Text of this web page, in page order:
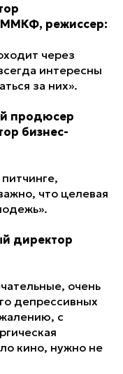
ММКФ, режиссер:
через
интересны
за них».
продюсер
бизнес-
что целевая
директор
очень
депрессивных
с
кино, нужно не